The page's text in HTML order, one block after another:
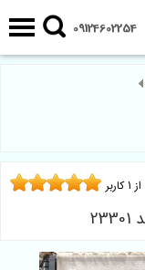
09124602254
از 1کاربر